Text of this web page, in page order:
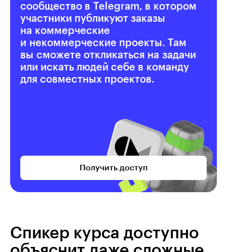
сообщество в Telegram, в котором
участники публикуют заказы
на коммерческие
и некоммерческие проекты. Там
вы сможете откликаться на задачи
или искать людей себе в команду
для совместных проектов.
Получить доступ
Спикер курса доступно